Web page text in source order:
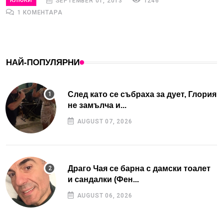
1 КОМЕНТАРА
НАЙ-ПОПУЛЯРНИ
След като се събраха за дует, Глория
не замълча и...
AUGUST 07, 2026
Драго Чая се барна с дамски тоалет
и сандалки (Фен...
AUGUST 06, 2026